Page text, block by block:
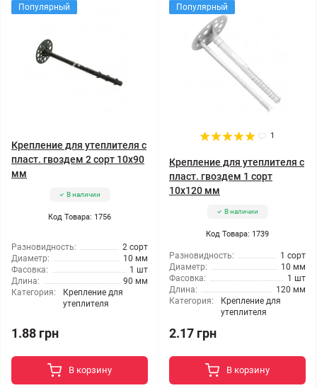
Популярный
Крепление для утеплителя с
пласт. гвоздем 2 сорт 10x90
мм
В наличии
Код Товара: 1756
Разновидность:
2 сорт
Диаметр:
10 мм
Фасовка:
1 шт
Длина:
90 мм
Категория:
Крепление для
утеплителя
1.88 грн
В корзину
Популярный
1
Крепление для утеплителя с
пласт. гвоздем 1 сорт
10x120 мм
В наличии
Код Товара: 1739
Разновидность:
1 сорт
Диаметр:
10 мм
Фасовка:
1 шт
Длина:
120 мм
Категория:
Крепление для
утеплителя
2.17 грн
В корзину